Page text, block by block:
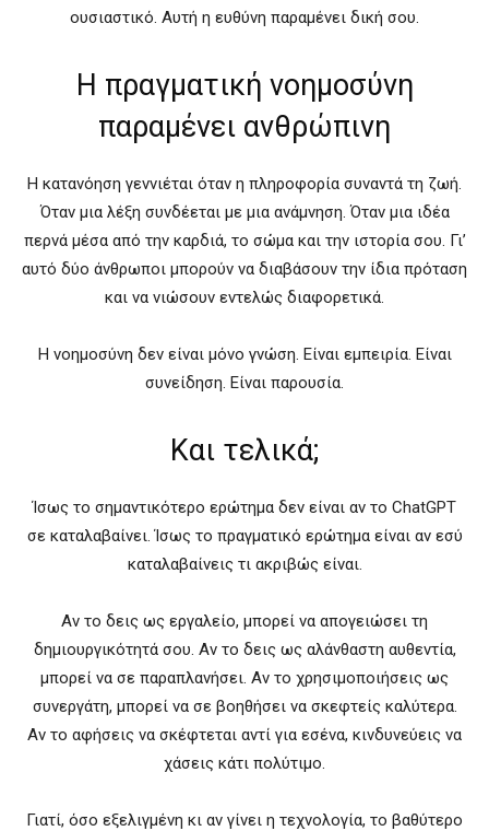
ουσιαστικό. Αυτή η ευθύνη παραμένει δική σου.
Η πραγματική νοημοσύνη
παραμένει ανθρώπινη
Η κατανόηση γεννιέται όταν η πληροφορία συναντά τη ζωή.
Όταν μια λέξη συνδέεται με μια ανάμνηση. Όταν μια ιδέα
περνά μέσα από την καρδιά, το σώμα και την ιστορία σου. Γι’
αυτό δύο άνθρωποι μπορούν να διαβάσουν την ίδια πρόταση
και να νιώσουν εντελώς διαφορετικά.
Η νοημοσύνη δεν είναι μόνο γνώση. Είναι εμπειρία. Είναι
συνείδηση. Είναι παρουσία.
Και τελικά;
Ίσως το σημαντικότερο ερώτημα δεν είναι αν το ChatGPT
σε καταλαβαίνει. Ίσως το πραγματικό ερώτημα είναι αν εσύ
καταλαβαίνεις τι ακριβώς είναι.
Αν το δεις ως εργαλείο, μπορεί να απογειώσει τη
δημιουργικότητά σου. Αν το δεις ως αλάνθαστη αυθεντία,
μπορεί να σε παραπλανήσει. Αν το χρησιμοποιήσεις ως
συνεργάτη, μπορεί να σε βοηθήσει να σκεφτείς καλύτερα.
Αν το αφήσεις να σκέφτεται αντί για εσένα, κινδυνεύεις να
χάσεις κάτι πολύτιμο.
Γιατί, όσο εξελιγμένη κι αν γίνει η τεχνολογία, το βαθύτερο